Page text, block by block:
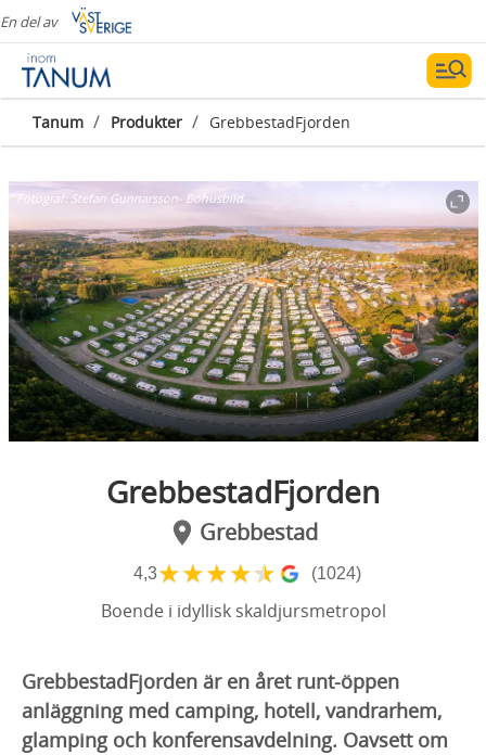
En del av
Tanum / Produkter / GrebbestadFjorden
Fotograf: Stefan Gunnarsson- Bohusbild
GrebbestadFjorden
Grebbestad
4,3★★★★★ (1024)
Boende i idyllisk skaldjursmetropol
GrebbestadFjorden är en året runt-öppen
anläggning med camping, hotell, vandrarhem,
glamping och konferensavdelning. Oavsett om